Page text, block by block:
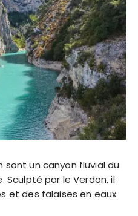
sont un canyon fluvial du
Sculpté par le Verdon, il
et des falaises en eaux